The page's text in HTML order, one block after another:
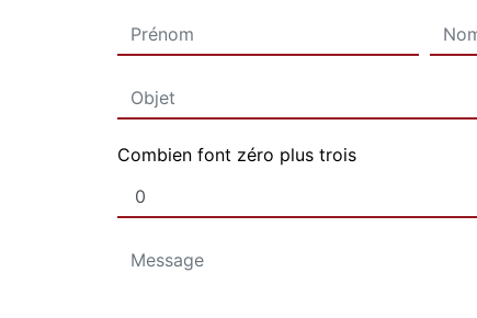
Combien font zéro plus trois